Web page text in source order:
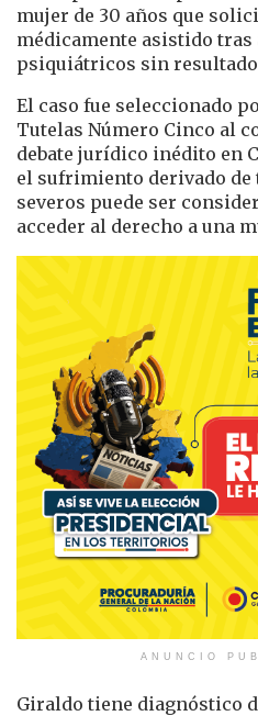
mujer de 30 años que
médicamente asistido
psiquiátricos sin
El caso fue seleccionado
Tutelas Número Cinco al
debate jurídico inédito en
el sufrimiento derivado
severos puede ser
acceder al derecho a una
ANUNCIO
Giraldo tiene diagnóstico